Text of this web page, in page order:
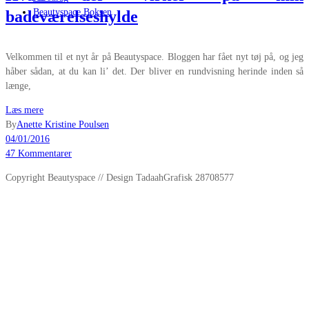
Beautyspace Boksen
badeværelseshylde
Velkommen til et nyt år på Beautyspace. Bloggen har fået nyt tøj på, og jeg
håber sådan, at du kan li’ det. Der bliver en rundvisning herinde inden så
længe,
Læs mere
ByAnette Kristine Poulsen
04/01/2016
47 Kommentarer
Copyright Beautyspace // Design TadaahGrafisk 28708577